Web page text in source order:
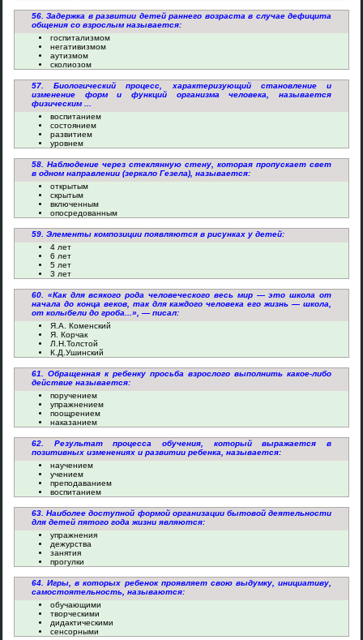
56. Задержка в развитии детей раннего возраста в случае дефицита
общения со взрослым называется:
госпитализмом
негативизмом
аутизмом
сколиозом
57. Биологический процесс, характеризующий становление и
изменение форм и функций организма человека, называется
физическим ...
воспитанием
состоянием
развитием
уровнем
58. Наблюдение через стеклянную стену, которая пропускает свет
в одном направлении (зеркало Гезела), называется:
открытым
скрытым
включенным
опосредованным
59. Элементы композиции появляются в рисунках у детей:
4 лет
6 лет
5 лет
3 лет
60. «Как для всякого рода человеческого весь мир — это школа от
начала до конца веков, так для каждого человека его жизнь — школа,
от колыбели до гроба...», — писал:
Я.А. Коменский
Я. Корчак
Л.Н.Толстой
К.Д.Ушинский
61. Обращенная к ребенку просьба взрослого выполнить какое-либо
действие называется:
поручением
упражнением
поощрением
наказанием
62. Результат процесса обучения, который выражается в
позитивных изменениях и развитии ребенка, называется:
научением
учением
преподаванием
воспитанием
63. Наиболее доступной формой организации бытовой деятельности
для детей пятого года жизни являются:
упражнения
дежурства
занятия
прогулки
64. Игры, в которых ребенок проявляет свою выдумку, инициативу,
самостоятельность, называются:
обучающими
творческими
дидактическими
сенсорными